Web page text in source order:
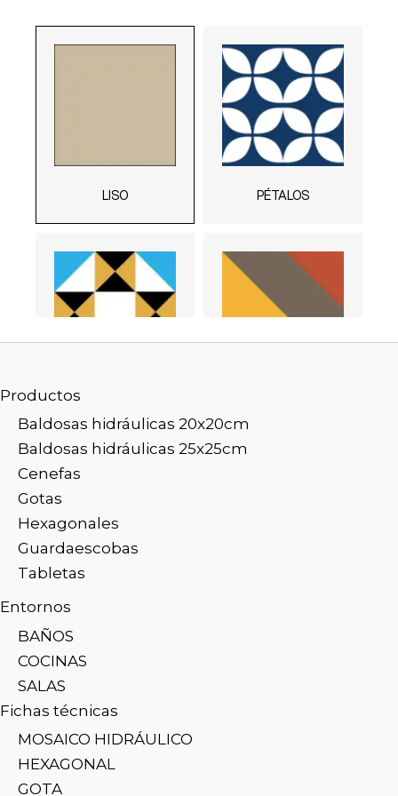
Productos
Baldosas hidráulicas 20x20cm
Baldosas hidráulicas 25x25cm
Cenefas
Gotas
Hexagonales
Guardaescobas
Tabletas
Entornos
BAÑOS
COCINAS
SALAS
Fichas técnicas
MOSAICO HIDRÁULICO
HEXAGONAL
GOTA